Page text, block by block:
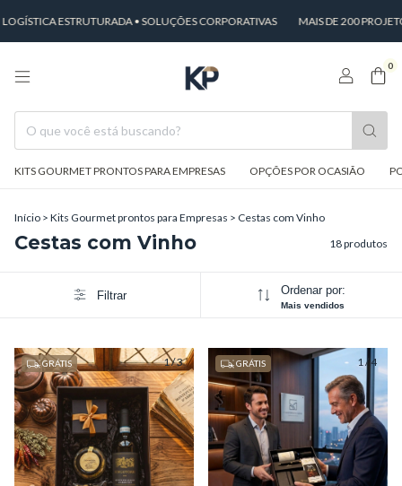
ESTRUTURADA • SOLUÇÕES CORPORATIVAS MAIS DE 200 PROJETOS
0
KITS GOURMET PRONTOS PARA EMPRESAS OPÇÕES POR OCASIÃO
Início > Kits Gourmet prontos para Empresas > Cestas com Vinho
Cestas com Vinho 18 produtos
Filtrar Ordenar por:
Mais vendidos
1/3
GRÁTIS 1/ 4
GRÁTIS